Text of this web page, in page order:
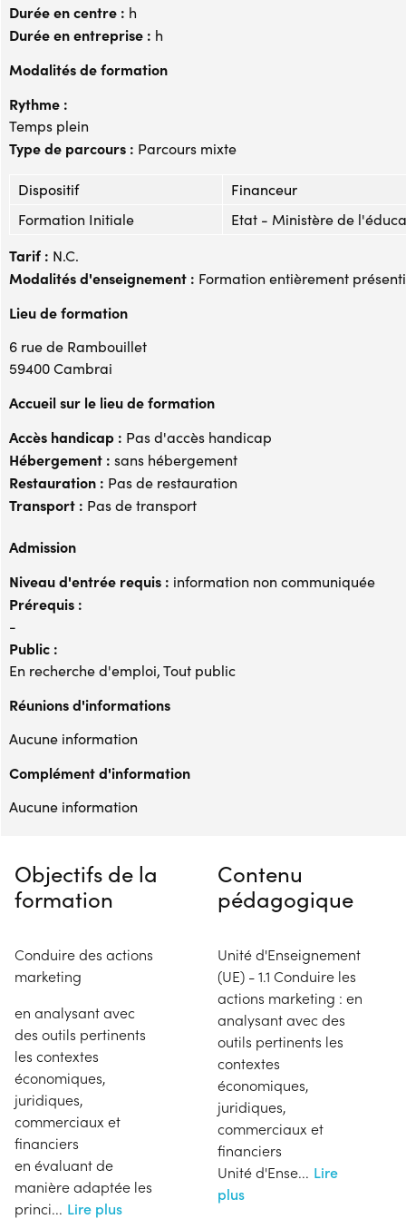
Durée en centre : h
Durée en entreprise : h
Modalités de formation
Rythme :
Temps plein
Type de parcours : Parcours mixte
Dispositif
Financeur
Formation Initiale
Etat - Ministère de
Tarif : N.C.
Modalités d'enseignement : Formation entièrement
Lieu de formation
6 rue de Rambouillet
59400 Cambrai
Accueil sur le lieu de formation
Accès handicap : Pas d'accès handicap
Hébergement : sans hébergement
Restauration : Pas de restauration
Transport : Pas de transport
Admission
Niveau d'entrée requis : information non communiquée
Prérequis :
-
Public :
En recherche d'emploi, Tout public
Réunions d'informations
Aucune information
Complément d'information
Aucune information
Objectifs de la
formation
Conduire des actions
marketing
en analysant avec
des outils pertinents
les contextes
économiques,
juridiques,
commerciaux et
financiers
en évaluant de
manière adaptée les
princi... Lire plus
Contenu
pédagogique
Unité d'Enseignement
(UE) - 1.1 Conduire les
actions marketing : en
analysant avec des
outils pertinents les
contextes
économiques,
juridiques,
commerciaux et
financiers
Unité d'Ense... Lire
plus